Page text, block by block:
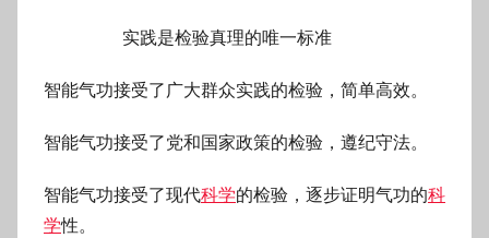
实践是检验真理的唯一标准
智能气功接受了广大群众实践的检验，简单高效。
智能气功接受了党和国家政策的检验，遵纪守法。
智能气功接受了现代科学的检验，逐步证明气功的科
学性。